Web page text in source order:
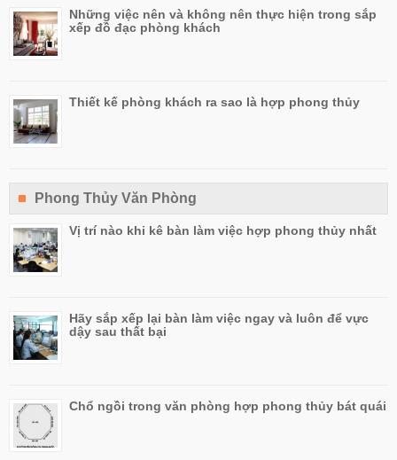
Những việc nên và không nên thực hiện trong sắp
xếp đồ đạc phòng khách
Thiết kế phòng khách ra sao là hợp phong thủy
Phong Thủy Văn Phòng
Vị trí nào khi kê bàn làm việc hợp phong thủy nhất
Hãy sắp xếp lại bàn làm việc ngay và luôn để vực
dậy sau thất bại
Chổ ngồi trong văn phòng hợp phong thủy bát quái